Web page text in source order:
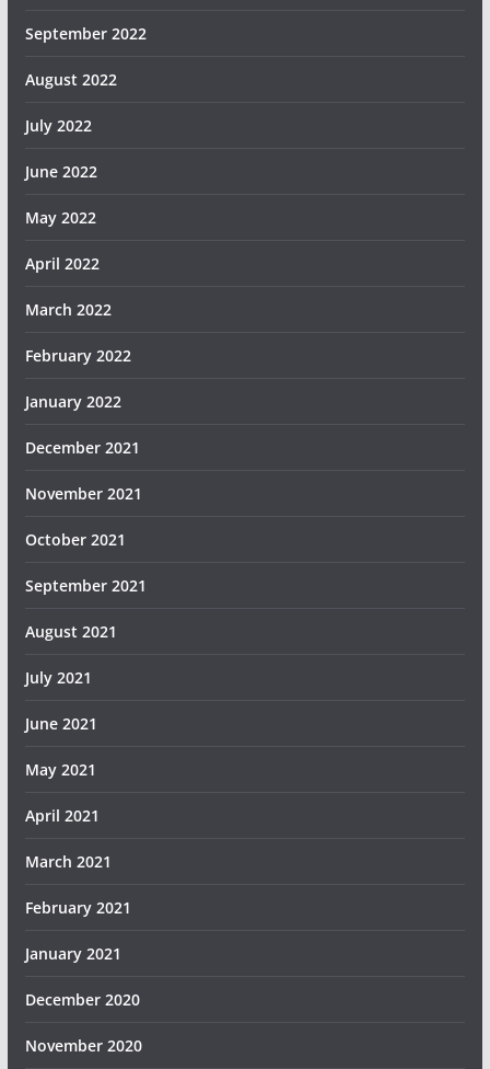
September 2022
August 2022
July 2022
June 2022
May 2022
April 2022
March 2022
February 2022
January 2022
December 2021
November 2021
October 2021
September 2021
August 2021
July 2021
June 2021
May 2021
April 2021
March 2021
February 2021
January 2021
December 2020
November 2020